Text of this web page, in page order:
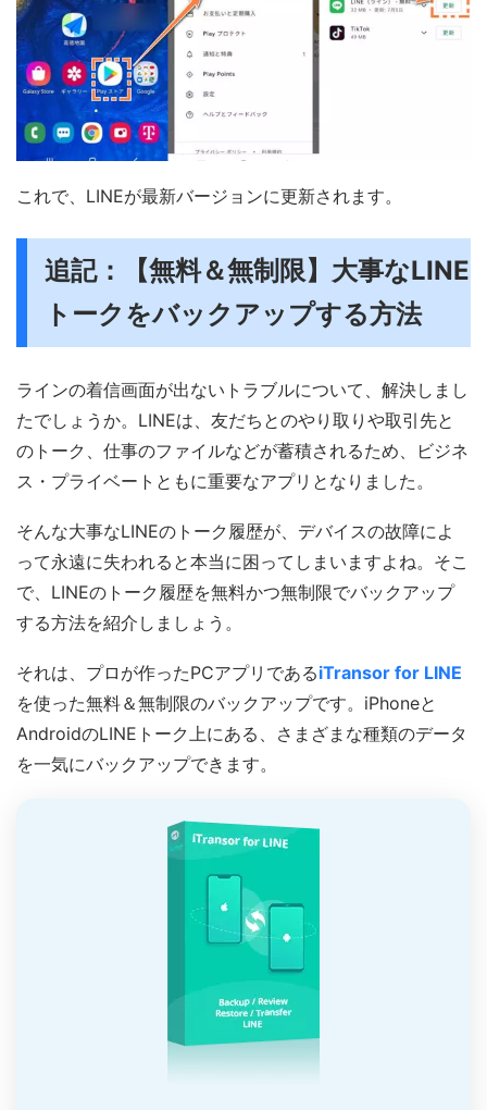
これで、LINEが最新バージョンに更新されます。
追記：【無料＆無制限】大事なLINE
トークをバックアップする方法
ラインの着信画面が出ないトラブルについて、解決しまし
たでしょうか。LINEは、友だちとのやり取りや取引先と
のトーク、仕事のファイルなどが蓄積されるため、ビジネ
ス・プライベートともに重要なアプリとなりました。
そんな大事なLINEのトーク履歴が、デバイスの故障によ
って永遠に失われると本当に困ってしまいますよね。そこ
で、LINEのトーク履歴を無料かつ無制限でバックアップ
する方法を紹介しましょう。
それは、プロが作ったPCアプリであるiTransor for LINE
を使った無料＆無制限のバックアップです。iPhoneと
AndroidのLINEトーク上にある、さまざまな種類のデータ
を一気にバックアップできます。